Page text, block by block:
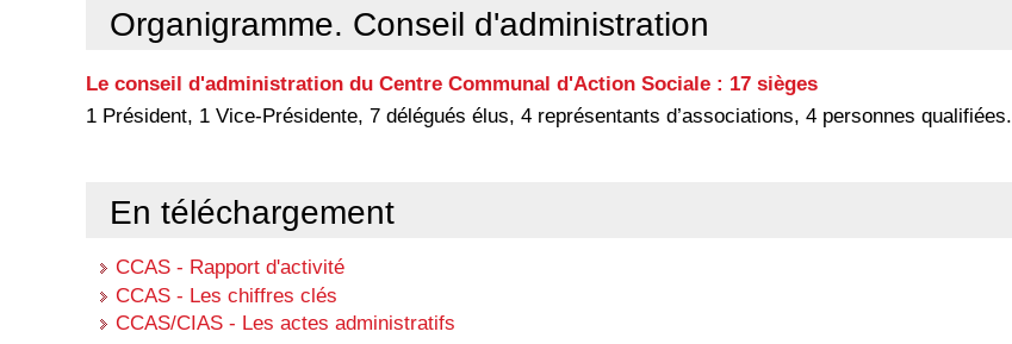
Organigramme. Conseil d'administration
Le conseil d'administration du Centre Communal d'Action Sociale : 17 sièges
1 Président, 1 Vice-Présidente, 7 délégués élus, 4 représentants d’associations, 4 personnes qualifiées.
En téléchargement
CCAS - Rapport d'activité
CCAS - Les chiffres clés
CCAS/CIAS - Les actes administratifs